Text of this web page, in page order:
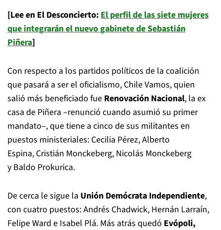
[Lee en El Desconcierto:El perfil de las siete mujeres
que integrarán el nuevo gabinete de Sebastián
Piñera]
Con respecto a los partidos políticos de la coalición
que pasará a ser el oficialismo, Chile Vamos, quien
salió más beneficiado fue Renovación Nacional, la ex
casa de Piñera –renunció cuando asumió su primer
mandato–, que tiene a cinco de sus militantes en
puestos ministeriales: Cecilia Pérez, Alberto
Espina, Cristián Monckeberg, Nicolás Monckeberg
y Baldo Prokurica.
De cerca le sigue la Unión Demócrata Independiente,
con cuatro puestos: Andrés Chadwick, Hernán Larraín,
Felipe Ward e Isabel Plá. Más atrás quedó Evópoli,